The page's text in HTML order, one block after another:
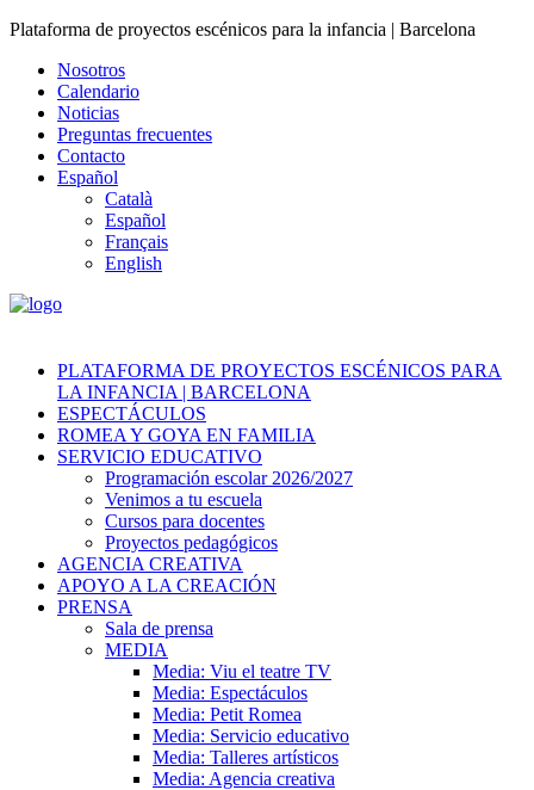
Plataforma de proyectos escénicos para la infancia | Barcelona
Nosotros
Calendario
Noticias
Preguntas frecuentes
Contacto
Español
Català
Español
Français
English
PLATAFORMA DE PROYECTOS ESCÉNICOS PARA
LA INFANCIA | BARCELONA
ESPECTÁCULOS
ROMEA Y GOYA EN FAMILIA
SERVICIO EDUCATIVO
Programación escolar 2026/2027
Venimos a tu escuela
Cursos para docentes
Proyectos pedagógicos
AGENCIA CREATIVA
APOYO A LA CREACIÓN
PRENSA
Sala de prensa
MEDIA
Media: Viu el teatre TV
Media: Espectáculos
Media: Petit Romea
Media: Servicio educativo
Media: Talleres artísticos
Media: Agencia creativa